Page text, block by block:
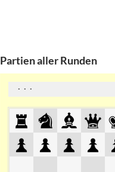
Partien aller Runden